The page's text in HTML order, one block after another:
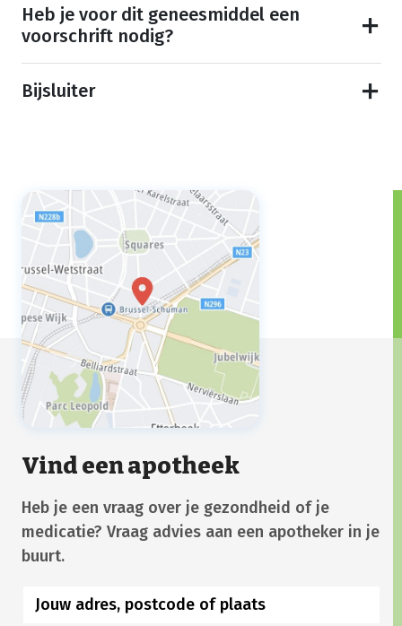
Heb je voor dit geneesmiddel een
voorschrift nodig?
Bijsluiter
Vind een apotheek
Heb je een vraag over je gezondheid of je
medicatie? Vraag advies aan een apotheker in je
buurt.